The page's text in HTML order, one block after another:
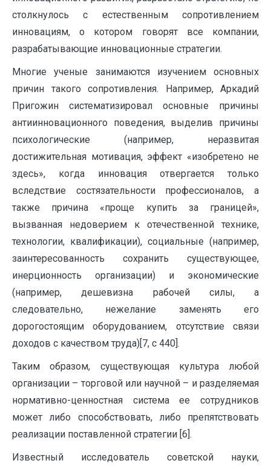
столкнулось с естественным сопротивлением
инновациям, о котором говорят все компании,
разрабатывающие инновационные стратегии.
Многие ученые занимаются изучением основных
причин такого сопротивления. Например, Аркадий
Пригожин систематизировал основные причины
антиинновационного поведения, выделив причины
психологические (например, неразвитая
достижительная мотивация, эффект «изобретено не
здесь», когда инновация отвергается только
вследствие состязательности профессионалов, а
также причина «проще купить за границей»,
вызванная недоверием к отечественной технике,
технологии, квалификации), социальные (например,
заинтересованность сохранить существующее,
инерционность организации) и экономические
(например, дешевизна рабочей силы, а
следовательно, нежелание заменять его
дорогостоящим оборудованием, отсутствие связи
доходов с качеством труда)[7, с 440].
Таким образом, существующая культура любой
организации – торговой или научной – и разделяемая
нормативно-ценностная система ее сотрудников
может либо способствовать, либо препятствовать
реализации поставленной стратегии [6].
Известный исследователь советской науки,